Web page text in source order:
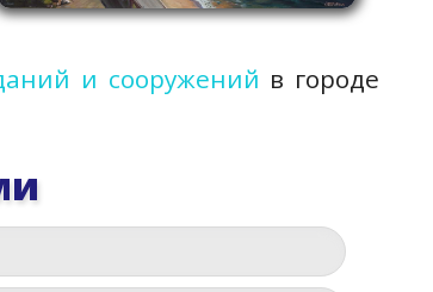
и сооружений в городе